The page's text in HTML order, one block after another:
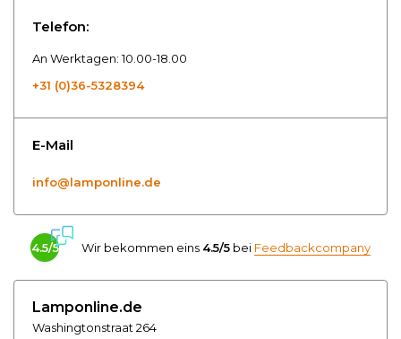
Telefon:
An Werktagen: 10.00-18.00
+31 (0)36-5328394
E-Mail
info@lamponline.de
4.5/5 Wir bekommen eins 4.5/5 bei Feedbackcompany
Lamponline.de
Washingtonstraat 264